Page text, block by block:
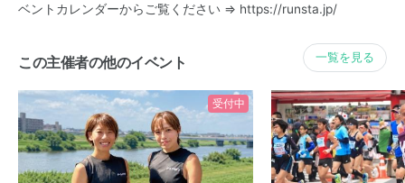
ベントカレンダーからご覧ください ⇒ https://runsta.jp/
この主催者の他のイベント 一覧を見る
受付中